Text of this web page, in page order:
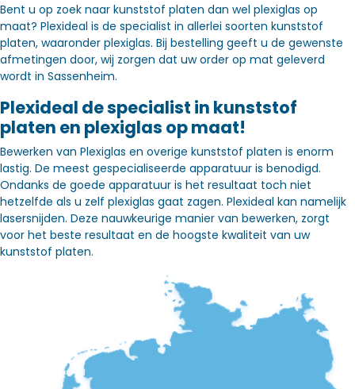
Bent u op zoek naar kunststof platen dan wel plexiglas op
maat? Plexideal is de specialist in allerlei soorten kunststof
platen, waaronder plexiglas. Bij bestelling geeft u de gewenste
afmetingen door, wij zorgen dat uw order op mat geleverd
wordt in Sassenheim.
Plexideal de specialist in kunststof
platen en plexiglas op maat!
Bewerken van Plexiglas en overige kunststof platen is enorm
lastig. De meest gespecialiseerde apparatuur is benodigd.
Ondanks de goede apparatuur is het resultaat toch niet
hetzelfde als u zelf plexiglas gaat zagen. Plexideal kan namelijk
lasersnijden. Deze nauwkeurige manier van bewerken, zorgt
voor het beste resultaat en de hoogste kwaliteit van uw
kunststof platen.